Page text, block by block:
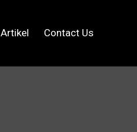
Artikel Contact Us